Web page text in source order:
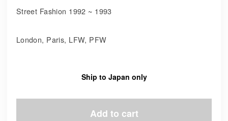
Street Fashion 1992 ~ 1993
London, Paris, LFW, PFW
Ship to Japan only
Add to cart